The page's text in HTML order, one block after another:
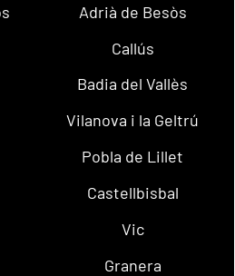
Adrià de Besòs
Callús
Badia del Vallès
Vilanova i la Geltrú
Pobla de Lillet
Castellbisbal
Vic
Granera